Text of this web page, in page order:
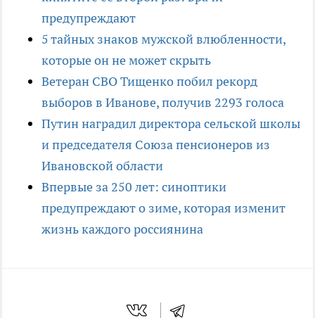
предупреждают
5 тайных знаков мужской влюбленности,
которые он не может скрыть
Ветеран СВО Тищенко побил рекорд
выборов в Иванове, получив 2293 голоса
Путин наградил директора сельской школы
и председателя Союза пенсионеров из
Ивановской области
Впервые за 250 лет: синоптики
предупреждают о зиме, которая изменит
жизнь каждого россиянина